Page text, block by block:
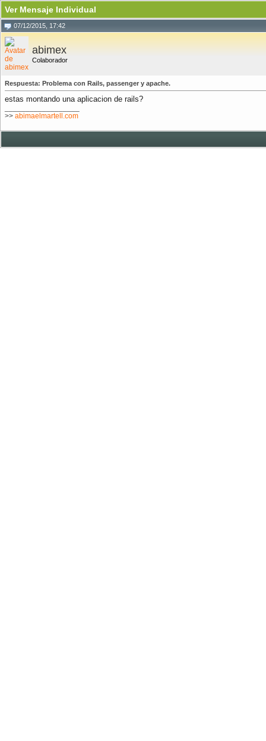
Ver Mensaje Individual
07/12/2015, 17:42
abimex
Colaborador
Respuesta: Problema con Rails, passenger y apache.
estas montando una aplicacion de rails?
>> abimaelmartell.com